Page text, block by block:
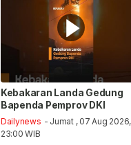
Kebakaran Landa Gedung
Bapenda Pemprov DKI
Dailynews - Jumat , 07 Aug 2026,
23:00 WIB